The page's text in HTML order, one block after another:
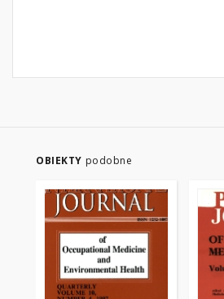
OBIEKTY podobne